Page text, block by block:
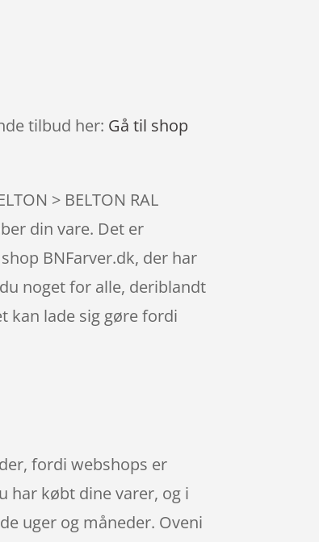
tilbud her: Gå til shop
> BELTON RAL
din vare. Det er
BNFarver.dk, der har
noget for alle, deriblandt
kan lade sig gøre fordi
fordi webshops er
har købt dine varer, og i
uger og måneder. Oveni